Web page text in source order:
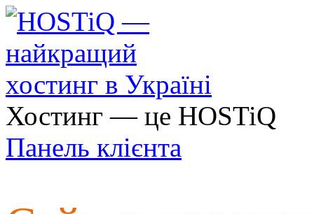
Хостинг — це HOSTiQ
Панель клієнта